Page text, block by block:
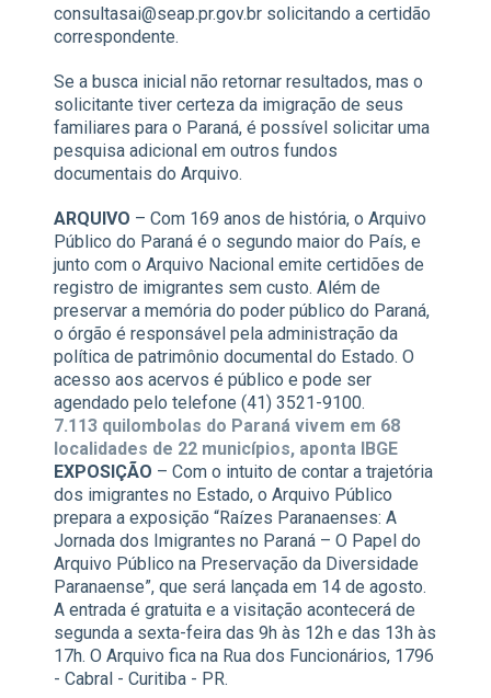
consultasai@seap.pr.gov.br solicitando a certidão
correspondente.
Se a busca inicial não retornar resultados, mas o
solicitante tiver certeza da imigração de seus
familiares para o Paraná, é possível solicitar uma
pesquisa adicional em outros fundos
documentais do Arquivo.
ARQUIVO – Com 169 anos de história, o Arquivo
Público do Paraná é o segundo maior do País, e
junto com o Arquivo Nacional emite certidões de
registro de imigrantes sem custo. Além de
preservar a memória do poder público do Paraná,
o órgão é responsável pela administração da
política de patrimônio documental do Estado. O
acesso aos acervos é público e pode ser
agendado pelo telefone (41) 3521-9100.
7.113 quilombolas do Paraná vivem em 68
localidades de 22 municípios, aponta IBGE
EXPOSIÇÃO – Com o intuito de contar a trajetória
dos imigrantes no Estado, o Arquivo Público
prepara a exposição “Raízes Paranaenses: A
Jornada dos Imigrantes no Paraná – O Papel do
Arquivo Público na Preservação da Diversidade
Paranaense”, que será lançada em 14 de agosto.
A entrada é gratuita e a visitação acontecerá de
segunda a sexta-feira das 9h às 12h e das 13h às
17h. O Arquivo fica na Rua dos Funcionários, 1796
- Cabral - Curitiba - PR.